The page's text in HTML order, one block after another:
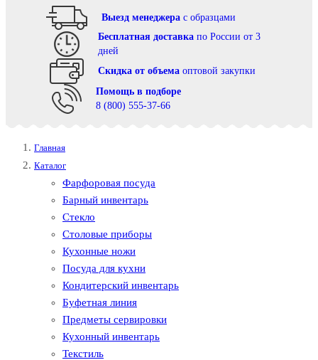
Выезд менеджера с образцами
Бесплатная доставка по России от 3
дней
Cкидка от объема оптовой закупки
Помощь в подборе
8 (800) 555-37-66
Главная
Каталог
Фарфоровая посуда
Барный инвентарь
Стекло
Столовые приборы
Кухонные ножи
Посуда для кухни
Кондитерский инвентарь
Буфетная линия
Предметы сервировки
Кухонный инвентарь
Текстиль